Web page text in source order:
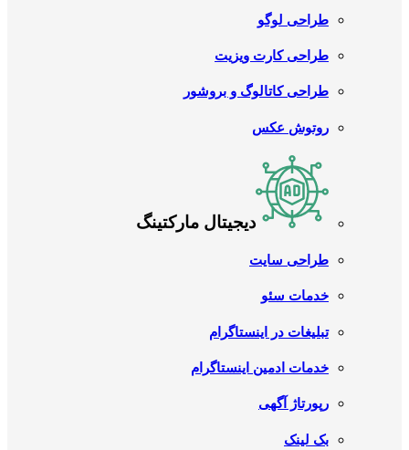
طراحی لوگو
طراحی کارت ویزیت
طراحی کاتالوگ و بروشور
روتوش عکس
دیجیتال مارکتینگ
طراحی سایت
خدمات سئو
تبلیغات در اینستاگرام
خدمات ادمین اینستاگرام
رپورتاژ آگهی
بک لینک